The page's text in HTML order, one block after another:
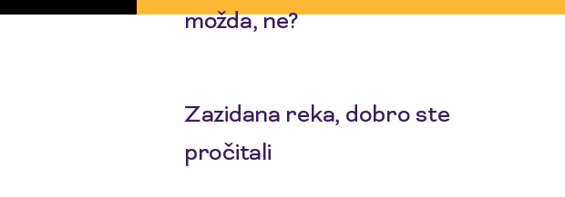
možda, ne?
Zazidana reka, dobro ste
pročitali